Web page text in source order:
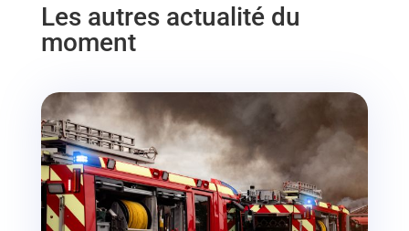
Les autres actualité du
moment